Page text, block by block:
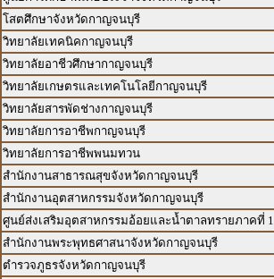
โสตศึกษาจังหวัดกาญจนบุรี
วิทยาลัยเทคนิคกาญจนบุรี
วิทยาลัยอาชีวศึกษากาญจนบุรี
วิทยาลัยเกษตรและเทคโนโลยีกาญจนบุรี
วิทยาลัยสารพัดช่างกาญจนบุรี
วิทยาลัยการอาชีพกาญจนบุรี
วิทยาลัยการอาชีพพนมทวน
สำนักงานสาธารณสุขจังหวัดกาญจนบุรี
สำนักงานอุตสาหกรรมจังหวัดกาญจนบุรี
ศูนย์ส่งเสริมอุตสาหกรรมอ้อยและน้ำตาลทรายภาคที่ 1
สำนักงานพระพุทธศาสนาจังหวัดกาญจนบุรี
ตำรวจภูธรจังหวัดกาญจนบุรี